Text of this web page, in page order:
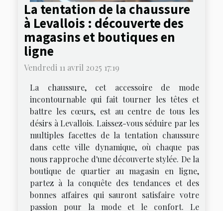
La tentation de la chaussure
à Levallois : découverte des
magasins et boutiques en
ligne
Vendredi 11 avril 2025 17:19
La chaussure, cet accessoire de mode
incontournable qui fait tourner les têtes et
battre les cœurs, est au centre de tous les
désirs à Levallois. Laissez-vous séduire par les
multiples facettes de la tentation chaussure
dans cette ville dynamique, où chaque pas
nous rapproche d'une découverte stylée. De la
boutique de quartier au magasin en ligne,
partez à la conquête des tendances et des
bonnes affaires qui sauront satisfaire votre
passion pour la mode et le confort. Le